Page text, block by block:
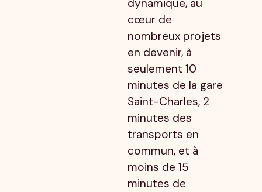
dynamique, au
cœur de
nombreux projets
en devenir, à
seulement 10
minutes de la gare
Saint-Charles, 2
minutes des
transports en
commun, et à
moins de 15
minutes de